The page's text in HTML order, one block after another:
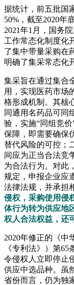
据统计，前五批国
50%，截至2020年
2021年1月，国务
工作常态化制度化
了集中带量采购在
明确了集采常态化
集采旨在通过集合
用，实现医药市场
格形成机制。其核
同通用名药品可同
验，实施“同组竞
保障，即需要确保
替代风险的可控；
间应为正当合法竞
为合法行为。对此
规定，申报企业应
法律法规，并承担
侵权，采购使用侵
体行为转为供应地
权人合法权益，还
2020年修正的《中
《专利法》）第
令侵权人立即停
供应中选品种。虽
省份而言，仍为独